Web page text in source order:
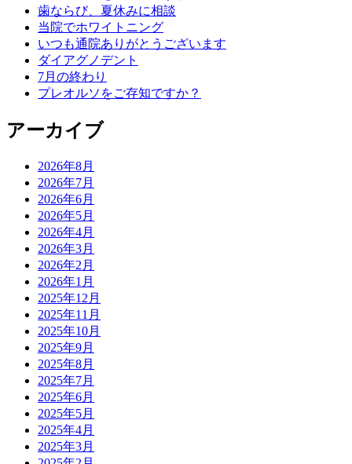
歯ならび、夏休みに相談
当院でホワイトニング
いつも通院ありがとうございます
ダイアグノデント
7月の終わり
プレオルソをご存知ですか？
アーカイブ
2026年8月
2026年7月
2026年6月
2026年5月
2026年4月
2026年3月
2026年2月
2026年1月
2025年12月
2025年11月
2025年10月
2025年9月
2025年8月
2025年7月
2025年6月
2025年5月
2025年4月
2025年3月